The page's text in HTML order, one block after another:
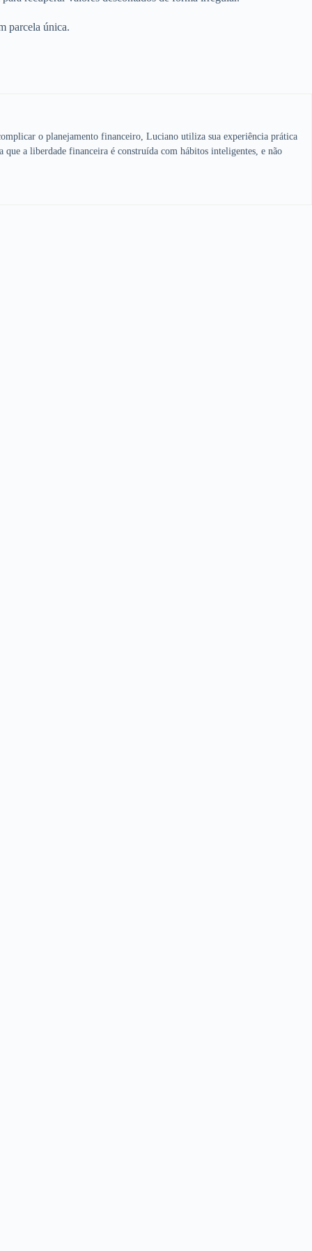
parcela única.
o planejamento financeiro, Luciano utiliza sua experiência prática
a liberdade financeira é construída com hábitos inteligentes, e não